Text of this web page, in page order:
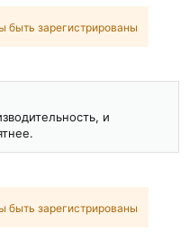
быть зарегистрированы
и
быть зарегистрированы